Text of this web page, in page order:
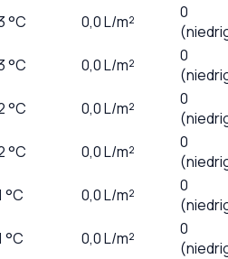
°C 0,0L/m²
0
°C 0,0L/m²
0
°C 0,0L/m²
0
°C 0,0L/m²
0
°C 0,0L/m²
0
°C 0,0L/m²
0